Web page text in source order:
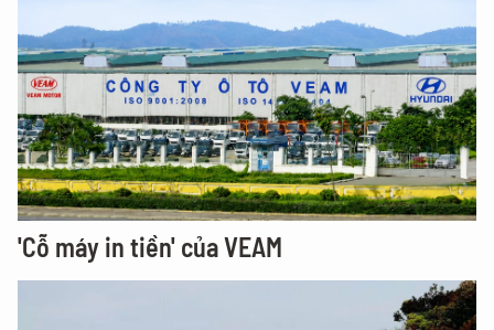
'Cỗ máy in tiền' của VEAM